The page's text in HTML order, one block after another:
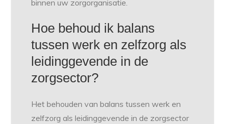
binnen uw zorgorganisatie.
Hoe behoud ik balans
tussen werk en zelfzorg als
leidinggevende in de
zorgsector?
Het behouden van balans tussen werk en
zelfzorg als leidinggevende in de zorgsector